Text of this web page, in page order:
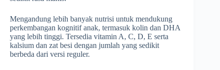
Mengandung lebih banyak nutrisi untuk mendukung
perkembangan kognitif anak, termasuk kolin dan DHA
yang lebih tinggi. Tersedia vitamin A, C, D, E serta
kalsium dan zat besi dengan jumlah yang sedikit
berbeda dari versi reguler.